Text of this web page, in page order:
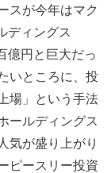
スが今年はマク
ディングス
億円と巨大だっ
いところに、投
場」という手法
ールディングス
気が盛り上がり
ピースリー投資